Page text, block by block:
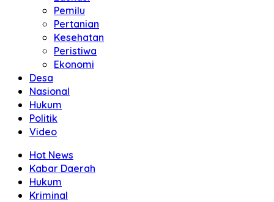
Pemilu
Pertanian
Kesehatan
Peristiwa
Ekonomi
Desa
Nasional
Hukum
Politik
Video
Hot News
Kabar Daerah
Hukum
Kriminal